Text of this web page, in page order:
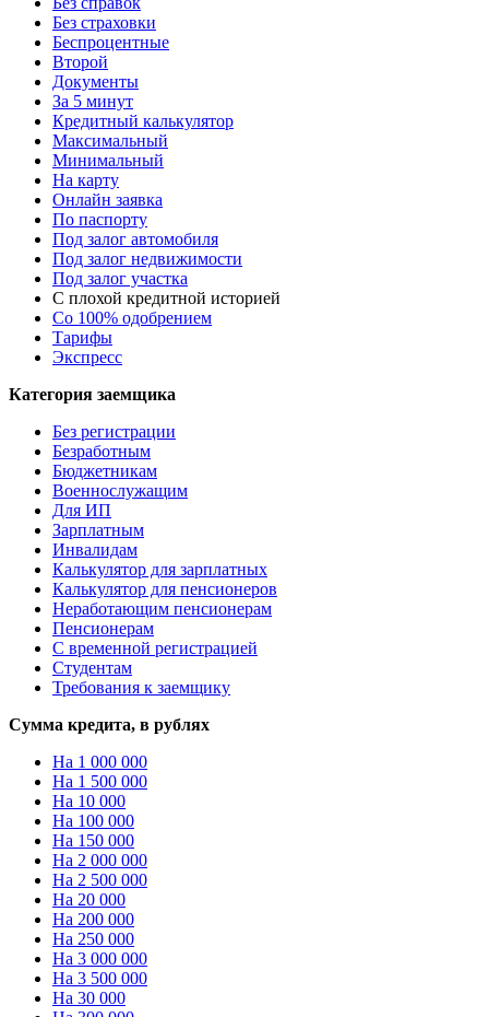
Без страховки
Беспроцентные
Второй
Документы
За 5 минут
Кредитный калькулятор
Максимальный
Минимальный
На карту
Онлайн заявка
По паспорту
Под залог автомобиля
Под залог недвижимости
Под залог участка
С плохой кредитной историей
Со 100% одобрением
Тарифы
Экспресс
Категория заемщика
Без регистрации
Безработным
Бюджетникам
Военнослужащим
Для ИП
Зарплатным
Инвалидам
Калькулятор для зарплатных
Калькулятор для пенсионеров
Неработающим пенсионерам
Пенсионерам
С временной регистрацией
Студентам
Требования к заемщику
Сумма кредита, в рублях
На 1 000 000
На 1 500 000
На 10 000
На 100 000
На 150 000
На 2 000 000
На 2 500 000
На 20 000
На 200 000
На 250 000
На 3 000 000
На 3 500 000
На 30 000